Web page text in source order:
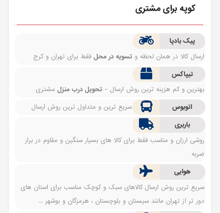
کوپه برای مشتری
پیک بادپا
ارسال کالا در همان لحظه وتسویه در محل فقط برای تهران و کرج
تیپاکس
بهترین و کم هزینه ترین روش ارسال -تحویل درب منزل مشتری
اتوبوس
سریع ترین و متداول ترین روش ارسال
باربری
روشی ارزان و مناسب فقط برای کالا های بسیار سنگین و مقاوم در برار
ضربه
هوایی
سریع ترین روش ارسال کالاهای سبک و کوچک مناسب برای استان های
دور تر از تهران مانند سیستان و بلوچستان ، هرمزگان و بوشهر ...